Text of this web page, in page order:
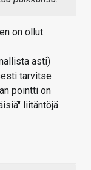
on ollut
asti)
tarvitse
pointti on
liitäntöjä.